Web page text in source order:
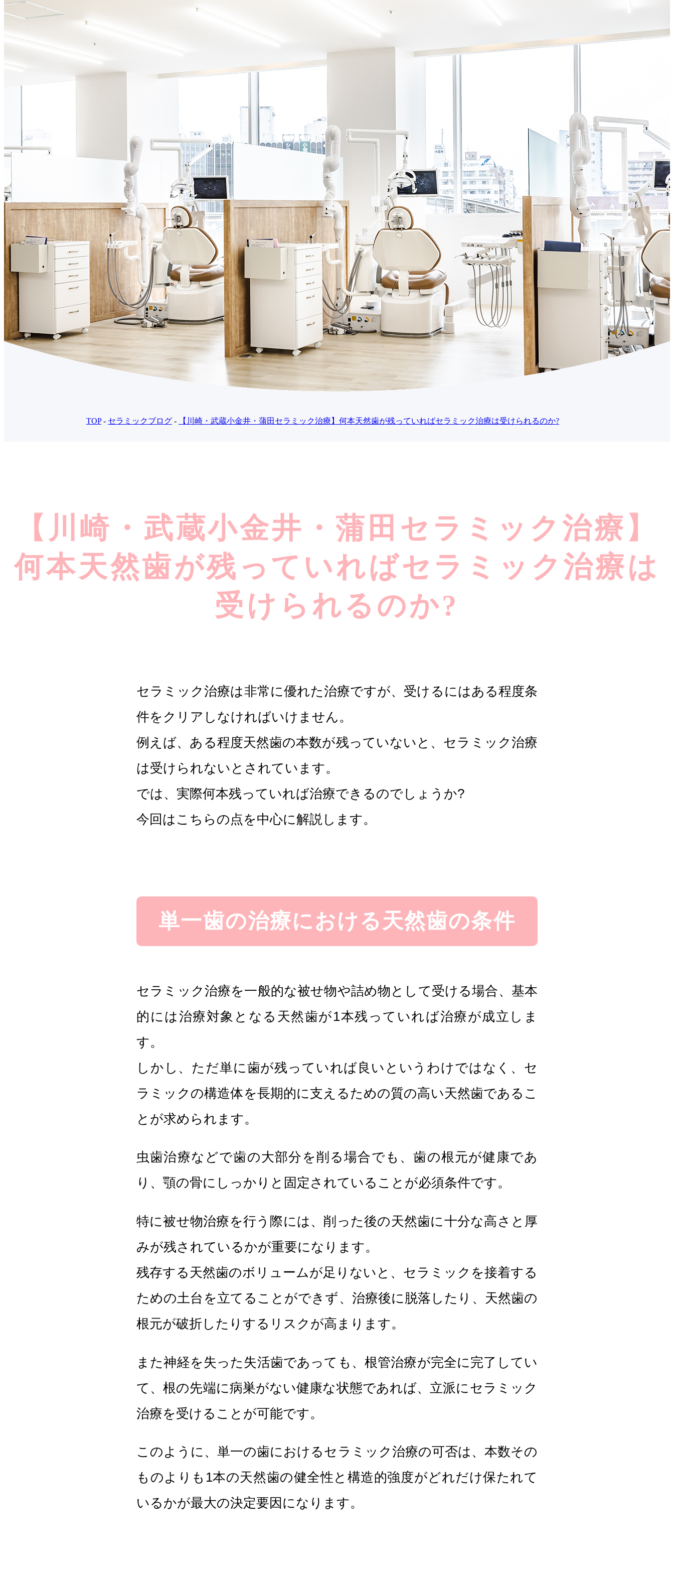
TOP- セラミックブログ - 【川崎・武蔵小金井・蒲田セラミック治療】何本天然歯が残っていればセラミック治療は受けられるのか?
【川崎・武蔵小金井・蒲田セラミック治療】
何本天然歯が残っていればセラミック治療は
受けられるのか?
セラミック治療は非常に優れた治療ですが、受けるにはある程度条
件をクリアしなければいけません。
例えば、ある程度天然歯の本数が残っていないと、セラミック治療
は受けられないとされています。
では、実際何本残っていれば治療できるのでしょうか?
今回はこちらの点を中心に解説します。
単一歯の治療における天然歯の条件
セラミック治療を一般的な被せ物や詰め物として受ける場合、基本
的には治療対象となる天然歯が1本残っていれば治療が成立しま
す。
しかし、ただ単に歯が残っていれば良いというわけではなく、セ
ラミックの構造体を長期的に支えるための質の高い天然歯であるこ
とが求められます。
虫歯治療などで歯の大部分を削る場合でも、歯の根元が健康であ
り、顎の骨にしっかりと固定されていることが必須条件です。
特に被せ物治療を行う際には、削った後の天然歯に十分な高さと厚
みが残されているかが重要になります。
残存する天然歯のボリュームが足りないと、セラミックを接着する
ための土台を立てることができず、治療後に脱落したり、天然歯の
根元が破折したりするリスクが高まります。
また神経を失った失活歯であっても、根管治療が完全に完了してい
て、根の先端に病巣がない健康な状態であれば、立派にセラミック
治療を受けることが可能です。
このように、単一の歯におけるセラミック治療の可否は、本数その
ものよりも1本の天然歯の健全性と構造的強度がどれだけ保たれて
いるかが最大の決定要因になります。